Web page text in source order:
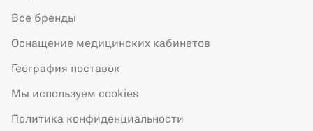
Все бренды
Оснащение медицинских кабинетов
География поставок
Мы используем cookies
Политика конфиденциальности